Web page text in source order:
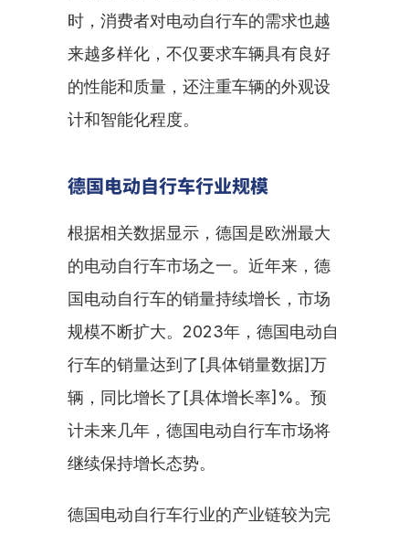
时，消费者对电动自行车的需求也越
来越多样化，不仅要求车辆具有良好
的性能和质量，还注重车辆的外观设
计和智能化程度。
德国电动自行车行业规模
根据相关数据显示，德国是欧洲最大
的电动自行车市场之一。近年来，德
国电动自行车的销量持续增长，市场
规模不断扩大。2023年，德国电动自
行车的销量达到了[具体销量数据]万
辆，同比增长了[具体增长率]%。预
计未来几年，德国电动自行车市场将
继续保持增长态势。
德国电动自行车行业的产业链较为完